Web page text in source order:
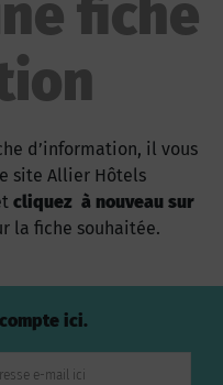
fiche
d’information, il vous
site Allier Hôtels
cliquez à nouveau sur
la fiche souhaitée.
ici.